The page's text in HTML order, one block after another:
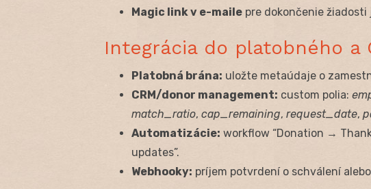
Magic link v e-maile pre dokončenie
Integrácia do platobného a
Platobná brána: uložte metaúdaje o
CRM/donor management: custom polia:
match_ratio, cap_remaining, request_date,
Automatizácie: workflow “Donation →
updates”.
Webhooky: príjem potvrdení o schválení